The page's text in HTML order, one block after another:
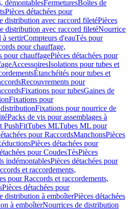
démontablesFermeturesBoîtes de
Pièces détachées pour
distribution avec raccord filetéPièces
distribution avec raccord filetéNourrice
à sertirCompteurs d'eauTés pour
pour chauffage,
pour chauffagePièces détachées pour
AccessoiresIsolations pour tubes et
Étanchéités pour tubes et
Recouvrements pour
Fixations pour tubesGaines de
Fixations pour
Fixations pour nourrice de
Packs de vis pour assemblages à
PushFitTubes MLTubes ML pour
pour RaccordsManchonsPièces
Pièces détachées pour
pour CoudesTésPièces
indémontablesPièces détachées pour
et raccordements,
pour Raccords et raccordements,
Pièces détachées pour
distribution à emboîterPièces détachées
à emboîterNourrices de distribution